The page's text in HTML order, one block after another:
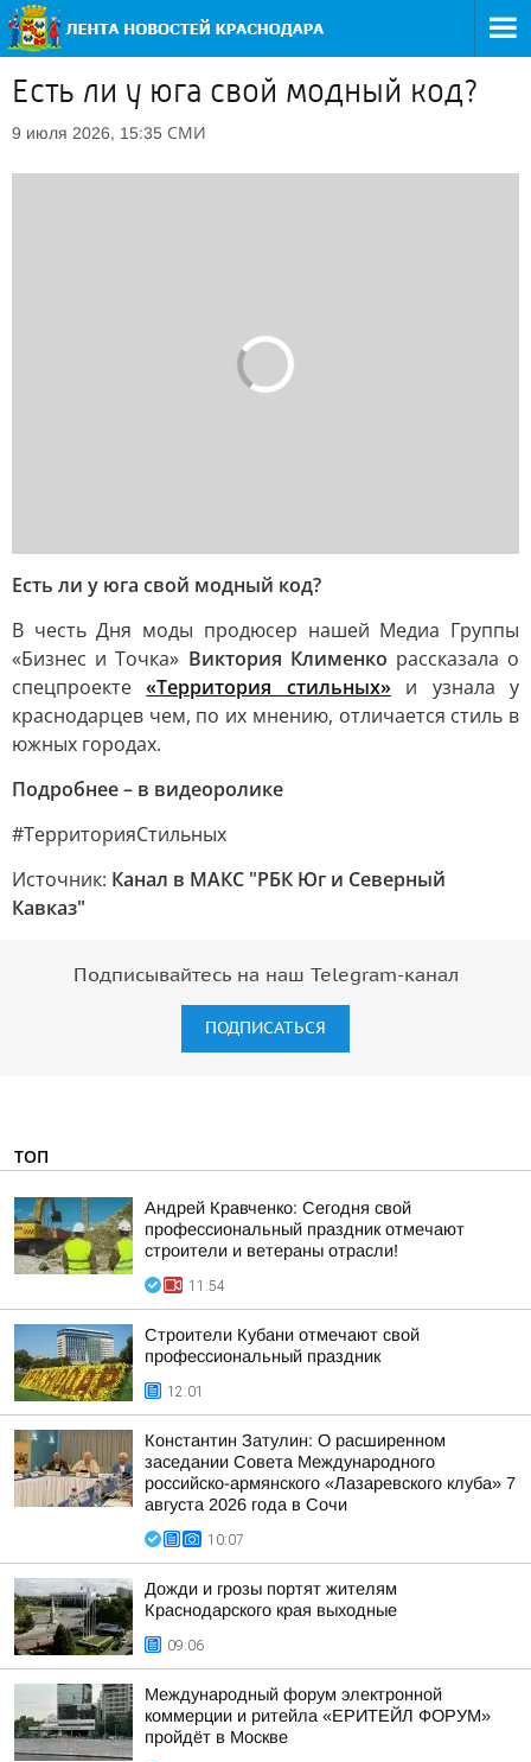
Есть ли у юга свой модный код?
9 июля 2026, 15:35 СМИ
Есть ли у юга свой модный код?
В честь Дня моды продюсер нашей Медиа Группы
«Бизнес и Точка» Виктория Клименко рассказала о
спецпроекте«Территория стильных»и узнала у
краснодарцев чем, по их мнению, отличается стиль в
южных городах.
Подробнее – в видеоролике
#ТерриторияСтильных
Источник: Канал в МАКС "РБК Юг и Северный
Кавказ"
Подписывайтесь на наш Telegram-канал
ПОДПИСАТЬСЯ
ТОП
Андрей Кравченко: Сегодня свой
профессиональный праздник отмечают
строители и ветераны отрасли!
11:54
Строители Кубани отмечают свой
профессиональный праздник
12:01
Константин Затулин: О расширенном
заседании Совета Международного
российско-армянского «Лазаревского клуба» 7
августа 2026 года в Сочи
10:07
Дожди и грозы портят жителям
Краснодарского края выходные
09:06
Международный форум электронной
коммерции и ритейла «ЕРИТЕЙЛ ФОРУМ»
пройдёт в Москве